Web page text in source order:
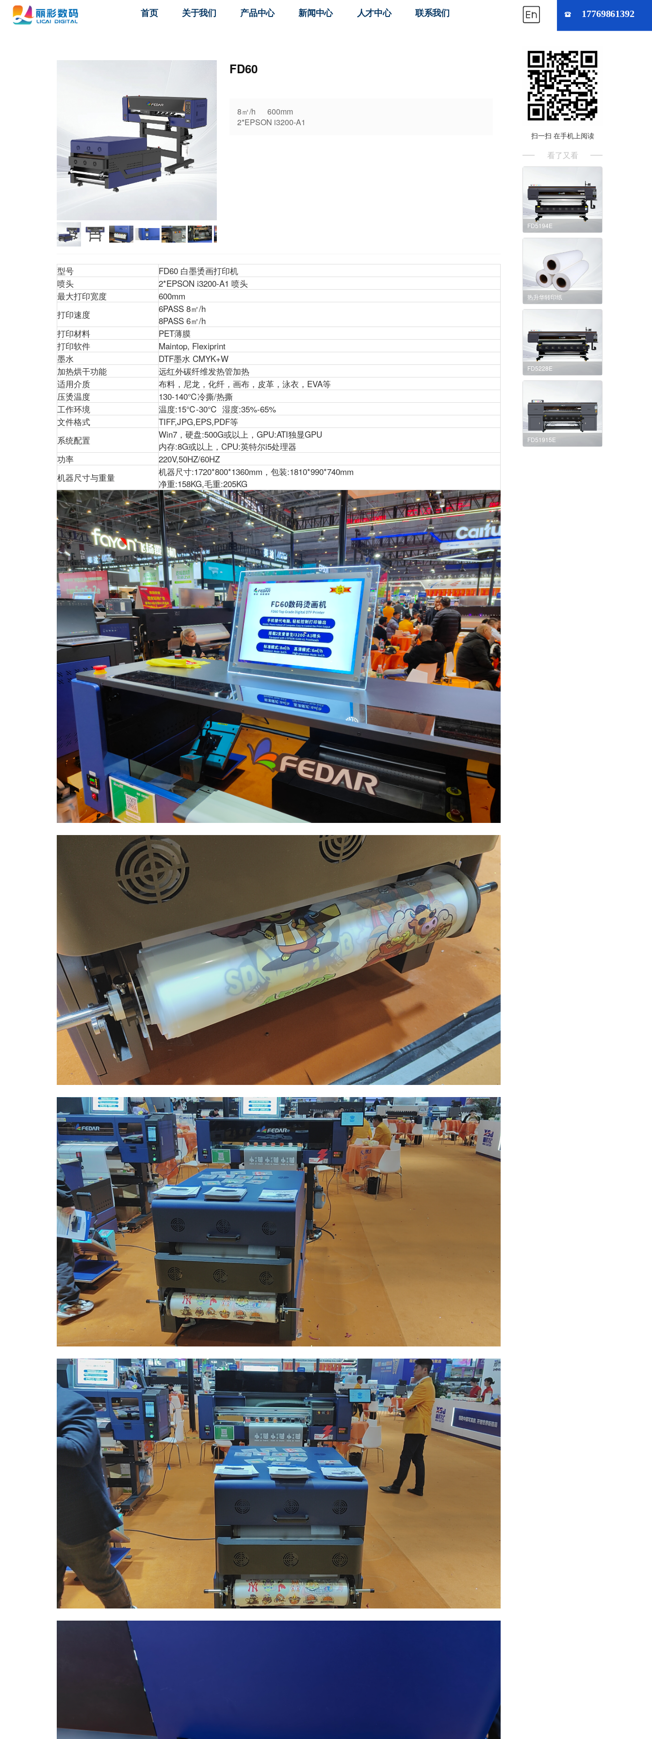
首页 关于我们 产品中心 新闻中心 人才中心 联系我们 17769861392
FD60
8㎡/h 600mm
2*EPSON i3200-A1
型号
FD60 白墨烫画打印机
喷头
2*EPSON i3200-A1 喷头
最大打印宽度
600mm
打印速度
6PASS 8㎡/h
8PASS 6㎡/h
打印材料
PET薄膜
打印软件
Maintop, Flexiprint
墨水
DTF墨水 CMYK+W
加热烘干功能
远红外碳纤维发热管加热
适用介质
布料，尼龙，化纤，画布，皮革，泳衣，EVA等
压烫温度
130-140℃冷撕/热撕
工作环境
温度:15℃-30℃ 湿度:35%-65%
文件格式
TIFF,JPG,EPS,PDF等
系统配置
Win7，硬盘:500G或以上，GPU:ATI独显GPU
内存:8G或以上，CPU:英特尔i5处理器
功率
220V,50HZ/60HZ
机器尺寸与重量
机器尺寸:1720*800*1360mm，包装:1810*990*740mm
净重:158KG,毛重:205KG
扫一扫 在手机上阅读
看了又看
FD5194E
热升华转印纸
FD5228E
FD51915E